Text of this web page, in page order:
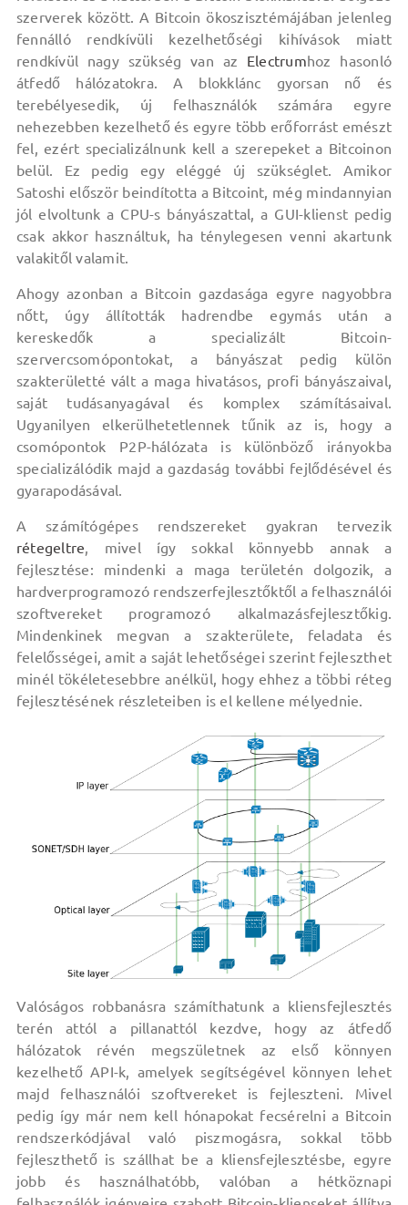
szerverek között. A Bitcoin ökoszisztémájában jelenleg
fennálló rendkívüli kezelhetőségi kihívások miatt
rendkívül nagy szükség van az Electrumhoz hasonló
átfedő hálózatokra. A blokklánc gyorsan nő és
terebélyesedik, új felhasználók számára egyre
nehezebben kezelhető és egyre több erőforrást emészt
fel, ezért specializálnunk kell a szerepeket a Bitcoinon
belül. Ez pedig egy eléggé új szükséglet. Amikor
Satoshi először beindította a Bitcoint, még mindannyian
jól elvoltunk a CPU-s bányászattal, a GUI-klienst pedig
csak akkor használtuk, ha ténylegesen venni akartunk
valakitől valamit.
Ahogy azonban a Bitcoin gazdasága egyre nagyobbra
nőtt, úgy állították hadrendbe egymás után a
kereskedők a specializált Bitcoin-
szervercsomópontokat, a bányászat pedig külön
szakterületté vált a maga hivatásos, profi bányászaival,
saját tudásanyagával és komplex számításaival.
Ugyanilyen elkerülhetetlennek tűnik az is, hogy a
csomópontok P2P-hálózata is különböző irányokba
specializálódik majd a gazdaság további fejlődésével és
gyarapodásával.
A számítógépes rendszereket gyakran tervezik
rétegeltre, mivel így sokkal könnyebb annak a
fejlesztése: mindenki a maga területén dolgozik, a
hardverprogramozó rendszerfejlesztőktől a felhasználói
szoftvereket programozó alkalmazásfejlesztőkig.
Mindenkinek megvan a szakterülete, feladata és
felelősségei, amit a saját lehetőségei szerint fejleszthet
minél tökéletesebbre anélkül, hogy ehhez a többi réteg
fejlesztésének részleteiben is el kellene mélyednie.
Valóságos robbanásra számíthatunk a kliensfejlesztés
terén attól a pillanattól kezdve, hogy az átfedő
hálózatok révén megszületnek az első könnyen
kezelhető API-k, amelyek segítségével könnyen lehet
majd felhasználói szoftvereket is fejleszteni. Mivel
pedig így már nem kell hónapokat fecsérelni a Bitcoin
rendszerkódjával való piszmogásra, sokkal több
fejleszthető is szállhat be a kliensfejlesztésbe, egyre
jobb és használhatóbb, valóban a hétköznapi